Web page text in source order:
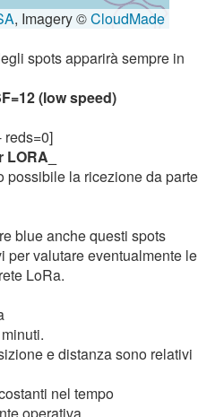
, Imagery ©CloudMade
spots apparirà sempre in
(low speed)
reds=0]
possibile la ricezione da parte
blue anche questi spots
per valutare eventualmente le
LoRa.
e distanza sono relativi
nel tempo